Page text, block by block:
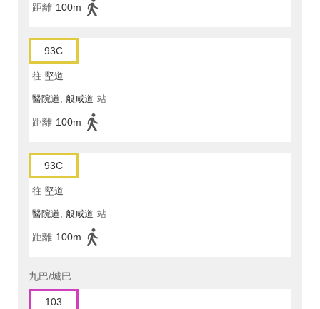
距離 100m
93C
往 堅道
醫院道, 般咸道 站
距離 100m
93C
往 堅道
醫院道, 般咸道 站
距離 100m
九巴/城巴
103